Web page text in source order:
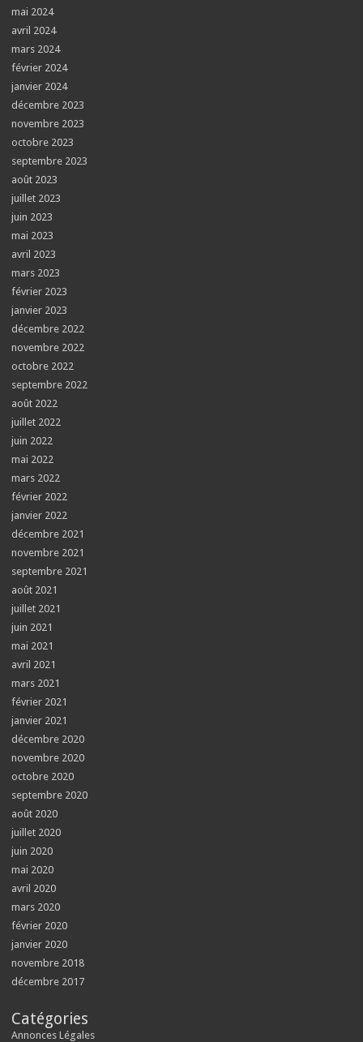
mai 2024
avril 2024
mars 2024
février 2024
janvier 2024
décembre 2023
novembre 2023
octobre 2023
septembre 2023
août 2023
juillet 2023
juin 2023
mai 2023
avril 2023
mars 2023
février 2023
janvier 2023
décembre 2022
novembre 2022
octobre 2022
septembre 2022
août 2022
juillet 2022
juin 2022
mai 2022
mars 2022
février 2022
janvier 2022
décembre 2021
novembre 2021
septembre 2021
août 2021
juillet 2021
juin 2021
mai 2021
avril 2021
mars 2021
février 2021
janvier 2021
décembre 2020
novembre 2020
octobre 2020
septembre 2020
août 2020
juillet 2020
juin 2020
mai 2020
avril 2020
mars 2020
février 2020
janvier 2020
novembre 2018
décembre 2017
Catégories
Annonces Légales